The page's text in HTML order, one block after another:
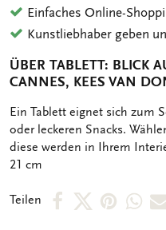
Einfaches Online-
Kunstliebhaber geben
ÜBER TABLETT: BLICK
CANNES, KEES VAN
OMSCHRIJVING
Ein Tablett eignet sich zum
oder leckeren Snacks.
diese werden in Ihrem
21 cm
Teilen
Per Per Per